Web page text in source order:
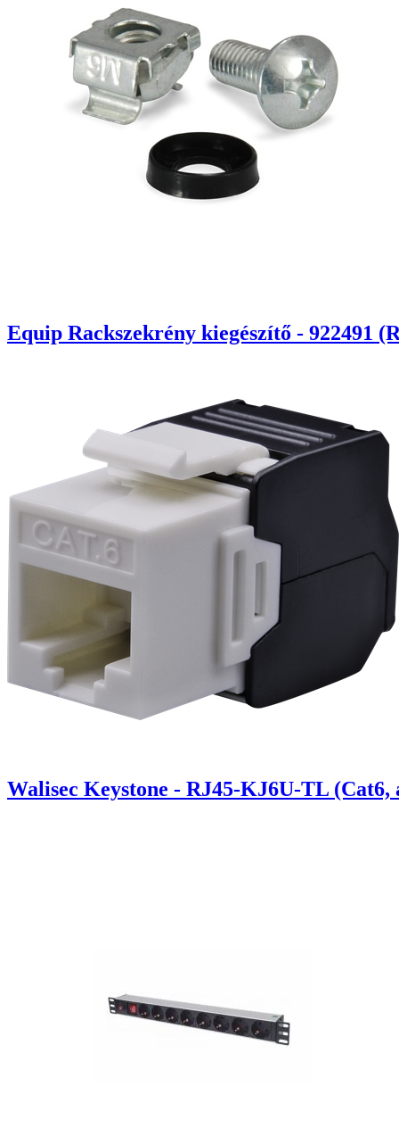
Equip Rackszekrény kiegészítő - 922491
Walisec Keystone - RJ45-KJ6U-TL (Cat6,